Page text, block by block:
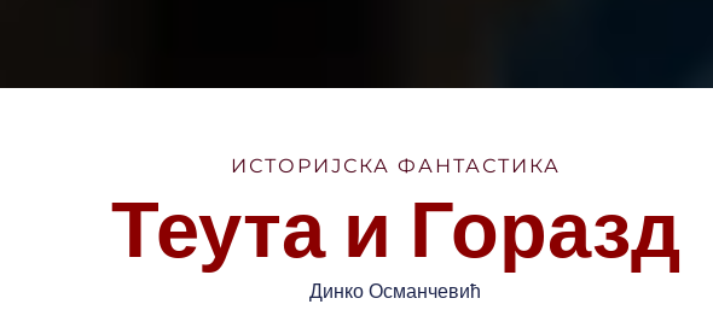
ИСТОРИЈСКА ФАНТАСТИКА
Теута и Горазд
Динко Османчевић